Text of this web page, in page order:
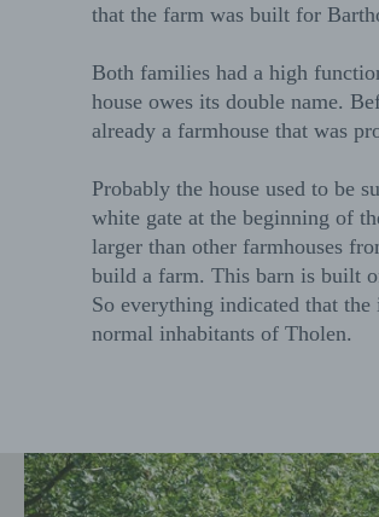
that the farm was built for
Both families had a high
house owes its double name.
already a farmhouse that was
Probably the house used to be
white gate at the beginning of
larger than other farmhouses
build a farm. This barn is built
So everything indicated that
normal inhabitants of Tholen.